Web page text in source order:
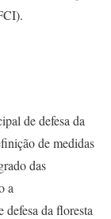
de defesa da
de medidas
das
a
defesa da floresta